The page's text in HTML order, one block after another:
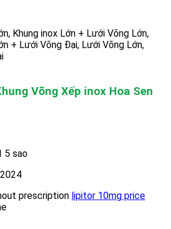
Khung inox Lớn + Lưới Võng Lớn,
+ Lưới Võng Đại, Lưới Võng Lớn,
Võng Xếp inox Hoa Sen
5 sao
prescription lipitor 10mg price